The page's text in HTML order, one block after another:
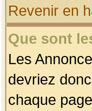
Revenir en
Que sont
Les
devriez
chaque